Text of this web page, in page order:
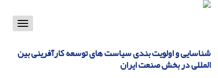
Toggle
شناسایی و اولویت بندی سیاست های توسعه کارآفرینی بین
المللی در بخش صنعت ایران